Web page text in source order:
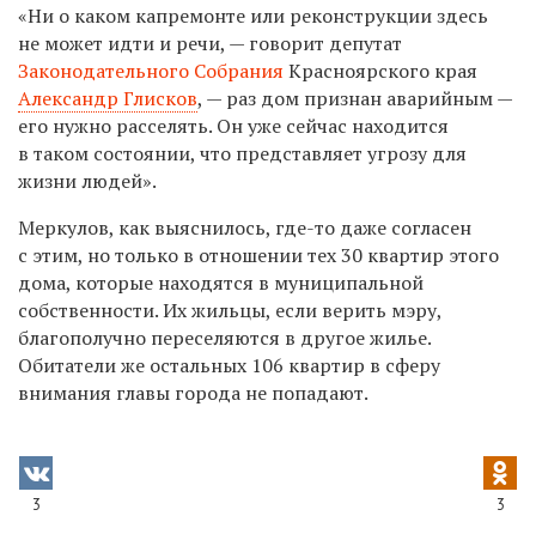
«Ни о каком капремонте или реконструкции здесь
не может идти и речи, — говорит депутат
Законодательного Собрания Красноярского края
Александр Глисков, — раз дом признан аварийным —
его нужно расселять. Он уже сейчас находится
в таком состоянии, что представляет угрозу для
жизни людей».
Меркулов, как выяснилось, где-то даже согласен
с этим, но только в отношении тех 30 квартир этого
дома, которые находятся в муниципальной
собственности. Их жильцы, если верить мэру,
благополучно переселяются в другое жилье.
Обитатели же остальных 106 квартир в сферу
внимания главы города не попадают.
3 3